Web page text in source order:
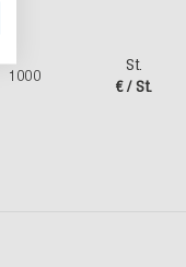
1000
St.
€ / St.